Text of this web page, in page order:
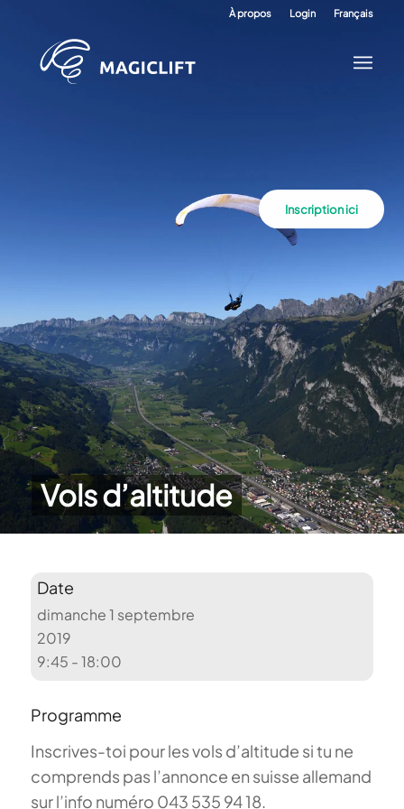
À propos Login Français
Vols d’altitude
Inscription ici
Date
dimanche 1 septembre
2019
9:45 - 18:00
Programme
Inscrives-toi pour les vols d’altitude si tu ne
comprends pas l’annonce en suisse allemand
sur l’info numéro 043 535 94 18.